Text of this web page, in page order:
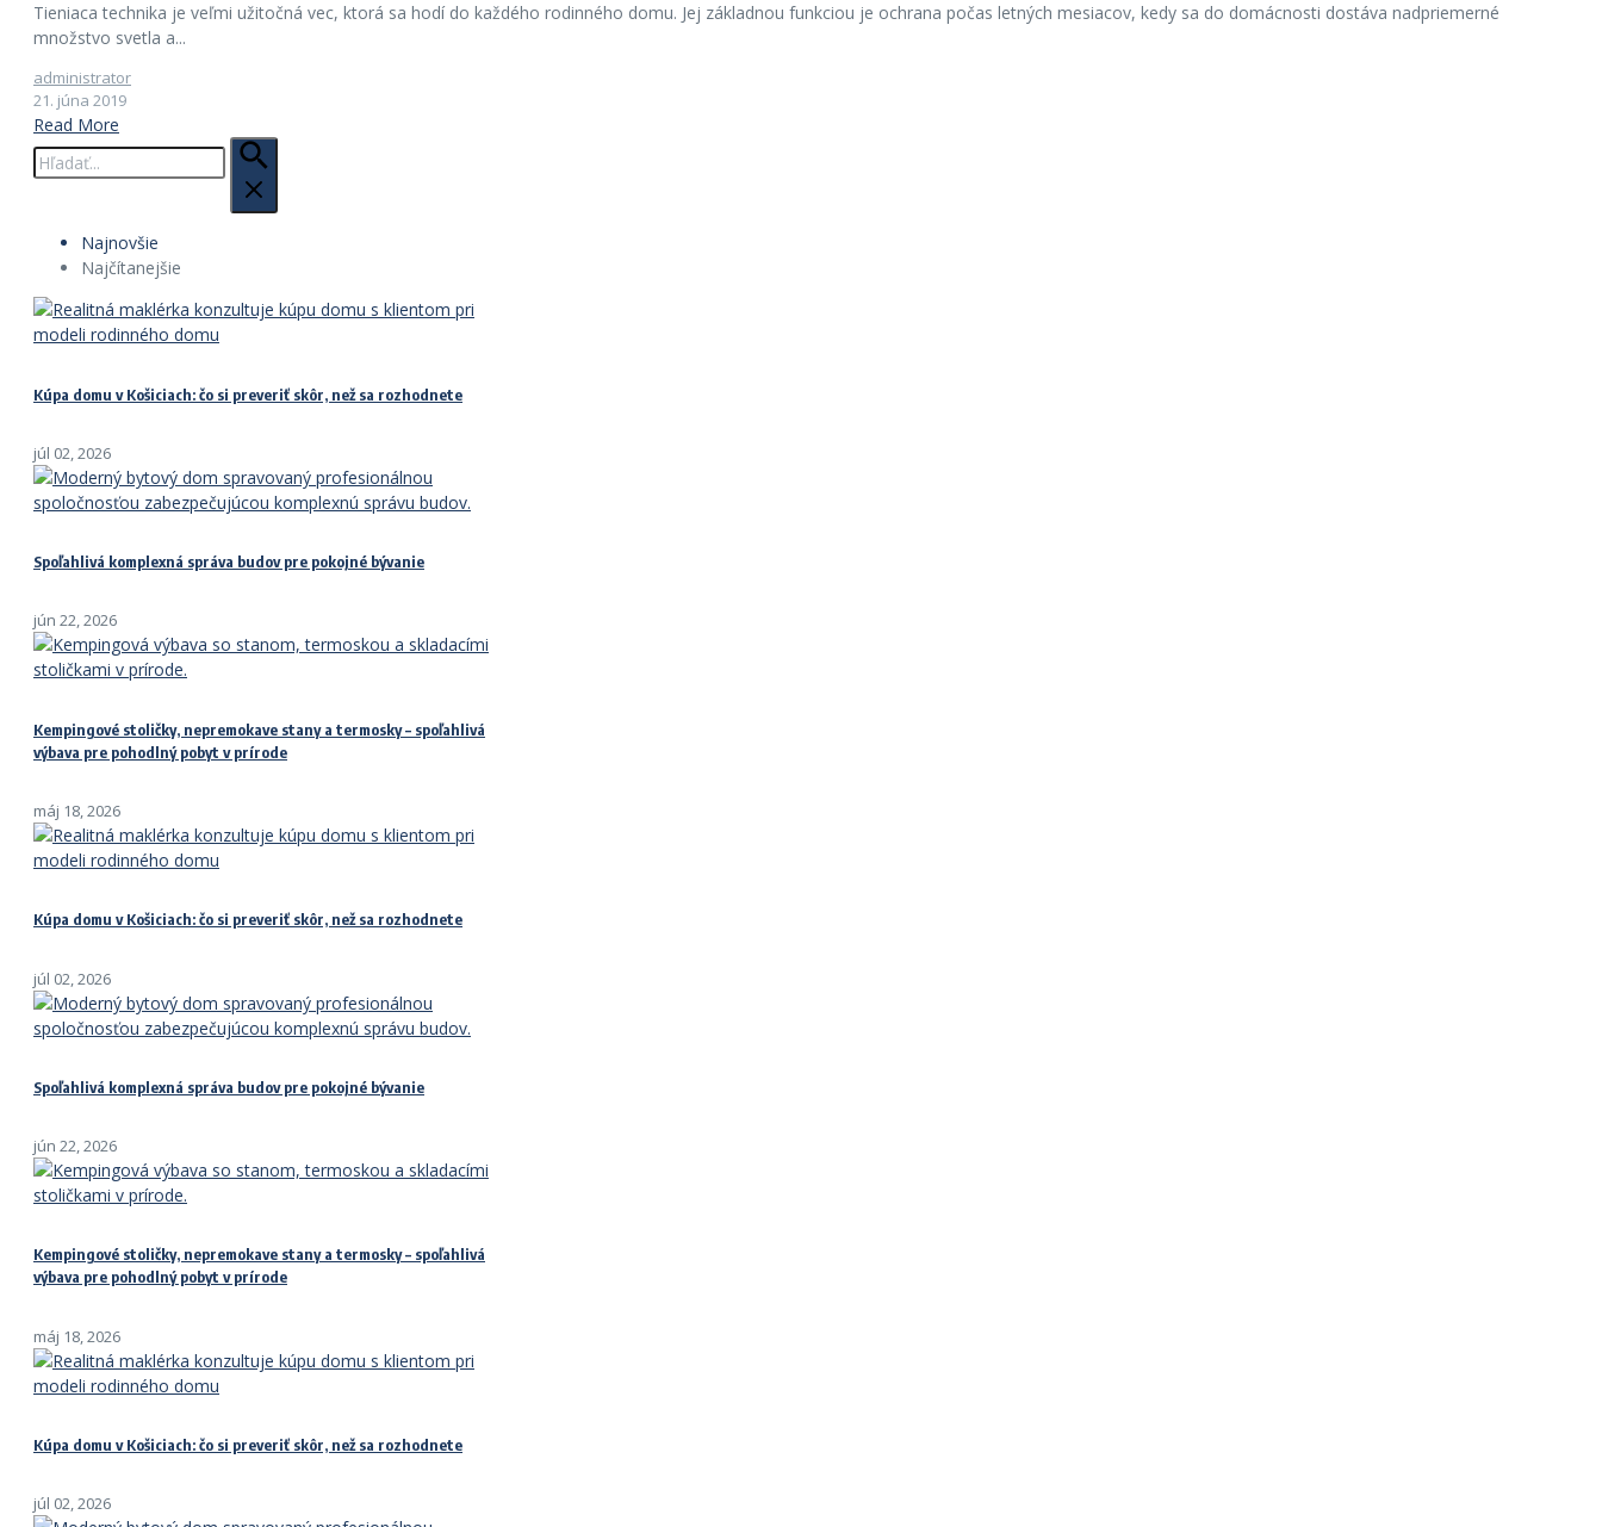
Tieniaca technika je veľmi užitočná vec, ktorá sa hodí do každého rodinného domu. Jej základnou funkciou je ochrana počas letných mesiacov, kedy sa do domácnosti dostáva nadpriemerné
množstvo svetla a...
administrator
21. júna 2019
Read More
Hľadať:
Najnovšie
Najčítanejšie
Kúpa domu v Košiciach: čo si preveriť skôr, než sa rozhodnete
júl 02, 2026
Spoľahlivá komplexná správa budov pre pokojné bývanie
jún 22, 2026
Kempingové stoličky, nepremokave stany a termosky – spoľahlivá
výbava pre pohodlný pobyt v prírode
máj 18, 2026
Kúpa domu v Košiciach: čo si preveriť skôr, než sa rozhodnete
júl 02, 2026
Spoľahlivá komplexná správa budov pre pokojné bývanie
jún 22, 2026
Kempingové stoličky, nepremokave stany a termosky – spoľahlivá
výbava pre pohodlný pobyt v prírode
máj 18, 2026
Kúpa domu v Košiciach: čo si preveriť skôr, než sa rozhodnete
júl 02, 2026